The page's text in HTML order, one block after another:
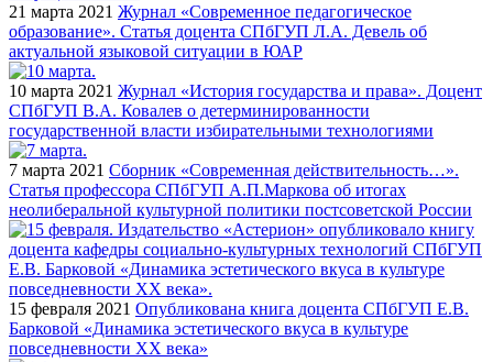
21 марта 2021 Журнал «Современное педагогическое
образование». Статья доцента СПбГУП Л.А. Девель об
актуальной языковой ситуации в ЮАР
10 марта 2021 Журнал «История государства и права». Доцент
СПбГУП В.А. Ковалев о детерминированности
государственной власти избирательными технологиями
7 марта 2021 Сборник «Современная действительность…».
Статья профессора СПбГУП А.П.Маркова об итогах
неолиберальной культурной политики постсоветской России
15 февраля 2021 Опубликована книга доцента СПбГУП Е.В.
Барковой «Динамика эстетического вкуса в культуре
повседневности ХХ века»